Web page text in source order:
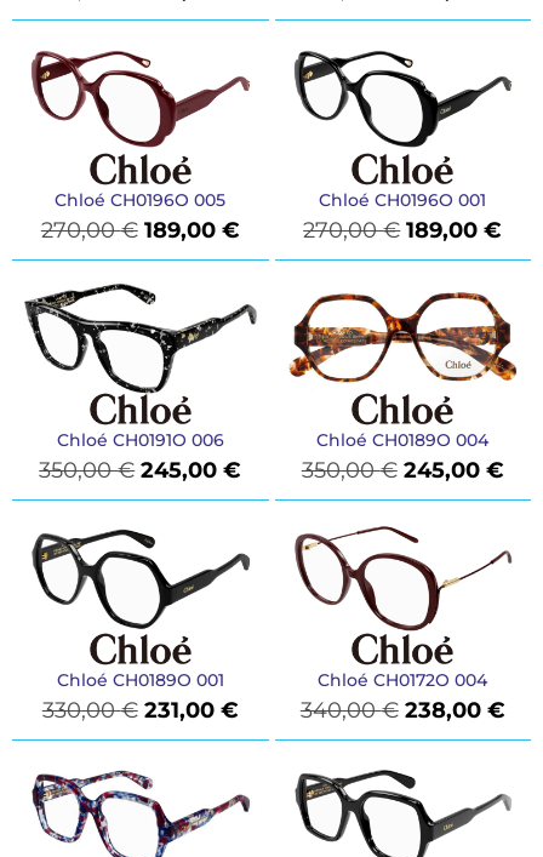
Chloé CH0196O 005
270,00€ 189,00 €
Chloé CH0196O 001
270,00€ 189,00€
Chloé CH0191O 006
350,00€ 245,00€
Chloé CH0189O 004
350,00€ 245,00 €
Chloé CH0189O 001
330,00€ 231,00 €
Chloé CH0172O 004
340,00€ 238,00 €